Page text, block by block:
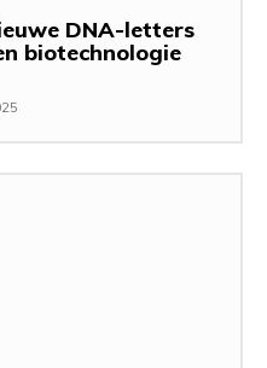
DNA-letters
biotechnologie